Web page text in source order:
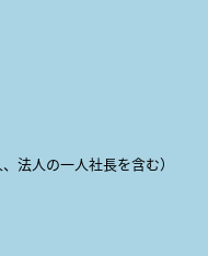
、法人の一人社長を含む）